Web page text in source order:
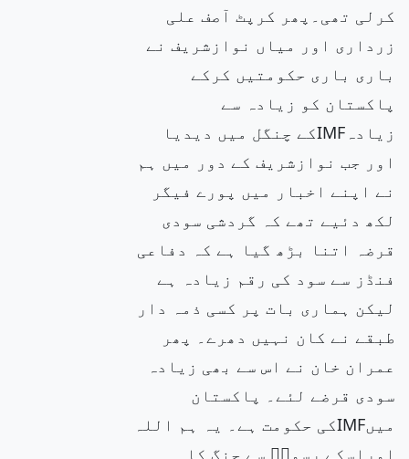
کرلی تھی۔پھر کرپٹ آصف علی
زرداری اور میاں نوازشریف نے
باری باری حکومتیں کرکے
پاکستان کو زیادہ سے
زیادہIMFکے چنگل میں دیدیا
اور جب نوازشریف کے دور میں ہم
نے اپنے اخبار میں پورے فیگر
لکھ دئیے تھے کہ گردشی سودی
قرضہ اتنا بڑھ گیا ہے کہ دفاعی
فنڈز سے سود کی رقم زیادہ ہے
لیکن ہماری بات پر کسی ذمہ دار
طبقے نے کان نہیں دھرے۔ پھر
عمران خان نے اس سے بھی زیادہ
سودی قرضے لئے۔ پاکستان
میںIMFکی حکومت ہے۔ یہ ہم اللہ
اوراسکے رسولۖ سے جنگ کا